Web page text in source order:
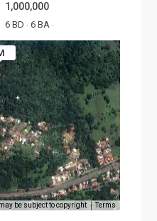
1,000,000
6 BD · 6 BA ·
be subject to copyright Terms